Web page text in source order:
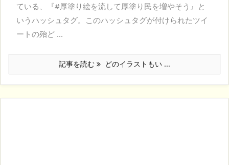
ている、『#厚塗り絵を流して厚塗り民を増やそう』と
いうハッシュタグ。このハッシュタグが付けられたツイ
ートの殆ど ...
記事を読む どのイラストもい ...